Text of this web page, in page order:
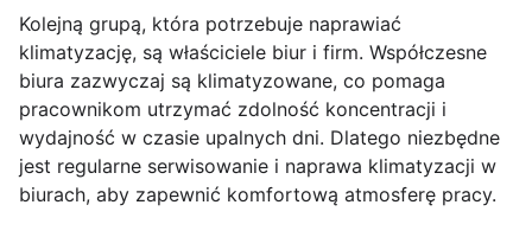
Kolejną grupą, która potrzebuje naprawiać
klimatyzację, są właściciele biur i firm. Współczesne
biura zazwyczaj są klimatyzowane, co pomaga
pracownikom utrzymać zdolność koncentracji i
wydajność w czasie upalnych dni. Dlatego niezbędne
jest regularne serwisowanie i naprawa klimatyzacji w
biurach, aby zapewnić komfortową atmosferę pracy.